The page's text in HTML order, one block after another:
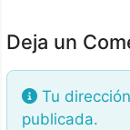
Deja un
Tu
publicada.